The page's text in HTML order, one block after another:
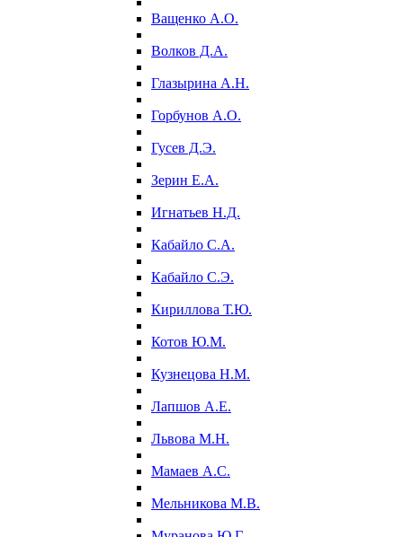
Ващенко А.О.
Волков Д.А.
Глазырина А.Н.
Горбунов А.О.
Гусев Д.Э.
Зерин Е.А.
Игнатьев Н.Д.
Кабайло С.А.
Кабайло С.Э.
Кириллова Т.Ю.
Котов Ю.М.
Кузнецова Н.М.
Лапшов А.Е.
Львова М.Н.
Мамаев А.С.
Мельникова М.В.